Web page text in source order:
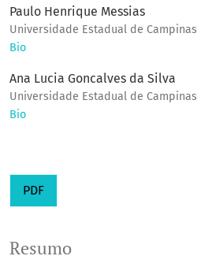
Paulo Henrique Messias
Universidade Estadual de Campinas
Bio
Ana Lucia Goncalves da Silva
Universidade Estadual de Campinas
Bio
PDF
Resumo